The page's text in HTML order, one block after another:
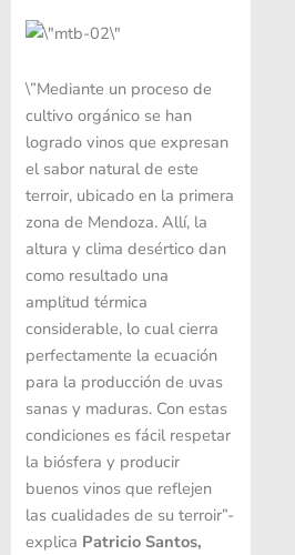
\”Mediante un proceso de
cultivo orgánico se han
logrado vinos que expresan
el sabor natural de este
terroir, ubicado en la primera
zona de Mendoza. Allí, la
altura y clima desértico dan
como resultado una
amplitud térmica
considerable, lo cual cierra
perfectamente la ecuación
para la producción de uvas
sanas y maduras. Con estas
condiciones es fácil respetar
la biósfera y producir
buenos vinos que reflejen
las cualidades de su terroir”-
explica Patricio Santos,